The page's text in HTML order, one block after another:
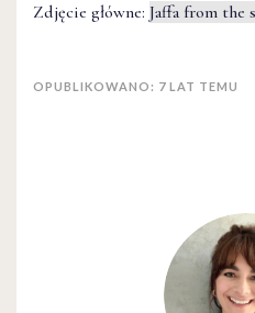
Zdjęcie główne: Jaffa from the
OPUBLIKOWANO: 7 LAT TEMU